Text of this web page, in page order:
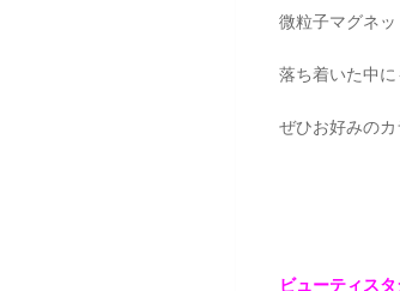
微粒子マグネッ
落ち着いた中
ぜひお好みの
ビューティス